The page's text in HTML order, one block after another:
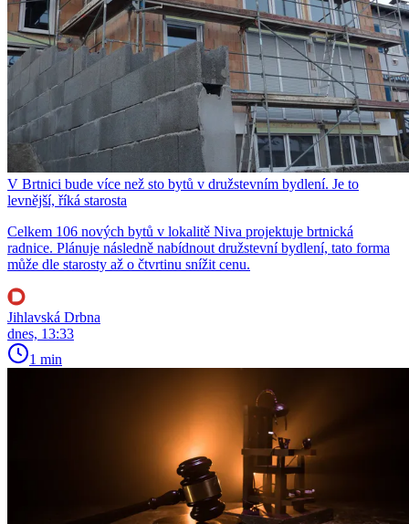
V Brtnici bude více než sto bytů v družstevním bydlení. Je to
levnější, říká starosta
Celkem 106 nových bytů v lokalitě Niva projektuje brtnická
radnice. Plánuje následně nabídnout družstevní bydlení, tato forma
může dle starosty až o čtvrtinu snížit cenu.
Jihlavská Drbna
dnes, 13:33
1 min